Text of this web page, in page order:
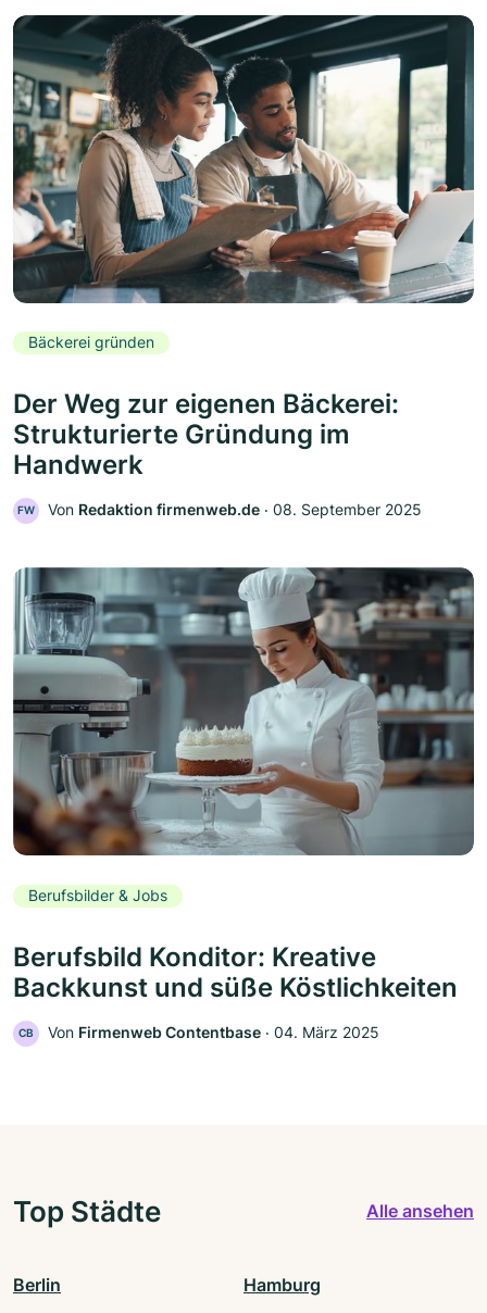
Bäckerei gründen
Der Weg zur eigenen Bäckerei:
Strukturierte Gründung im
Handwerk
FW Von Redaktion firmenweb.de ‧ 08. September 2025
Berufsbilder & Jobs
Berufsbild Konditor: Kreative
Backkunst und süße Köstlichkeiten
CB Von Firmenweb Contentbase ‧ 04. März 2025
Top Städte Alle ansehen
Berlin Hamburg